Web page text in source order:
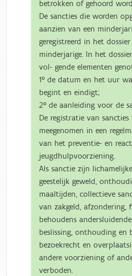
betrokken of gehoord
De sancties die worden
aanzien van een
geregistreerd in het
minderjarige. In het
vol- gende elementen
1° de datum en het uur
begint en eindigt;
2° de aanleiding voor de
De registratie van
meegenomen in een
van het preventie- en
jeugdhulpvoorziening.
Als sanctie zijn
geestelijk geweld,
maaltijden, collectieve
van zakgeld, afzondering,
behoudens
beslissing, onthouding en
bezoekrecht en
andere voorziening of
verboden.